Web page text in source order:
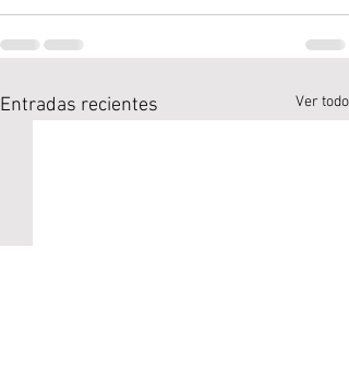
Entradas recientes Ver todo